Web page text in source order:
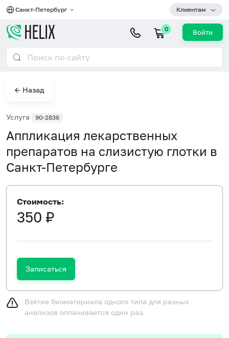
Санкт-Петербург Клиентам
0 Войти
← Назад
Услуга 90-2836
Аппликация лекарственных
препаратов на слизистую глотки в
Санкт-Петербурге
Стоимость:
350 ₽
Записаться
Взятие биоматериала одного типа для разных
анализов оплачивается один раз.